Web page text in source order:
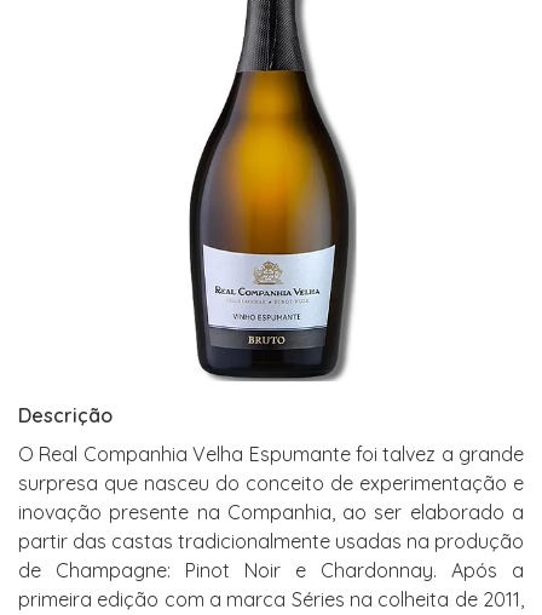
Descrição
O Real Companhia Velha Espumante foi talvez a grande
surpresa que nasceu do conceito de experimentação e
inovação presente na Companhia, ao ser elaborado a
partir das castas tradicionalmente usadas na produção
de Champagne: Pinot Noir e Chardonnay. Após a
primeira edição com a marca Séries na colheita de 2011,